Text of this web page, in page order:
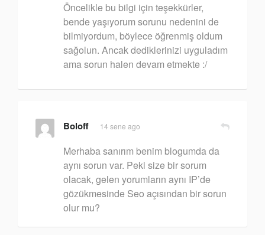
Öncelikle bu bilgi için teşekkürler,
bende yaşıyorum sorunu nedenini de
bilmiyordum, böylece öğrenmiş oldum
sağolun. Ancak dediklerinizi uyguladım
ama sorun halen devam etmekte :/
Boloff 14 sene ago
Merhaba sanırım benim blogumda da
aynı sorun var. Peki size bir sorum
olacak, gelen yorumların aynı IP’de
gözükmesinde Seo açısından bir sorun
olur mu?